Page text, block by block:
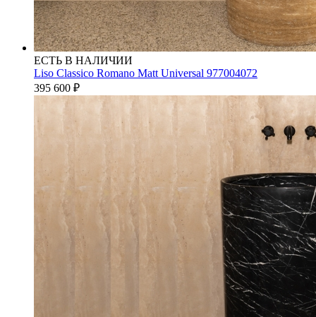
ЕСТЬ В НАЛИЧИИ
Liso Classico Romano Matt Universal 977004072
395 600 ₽